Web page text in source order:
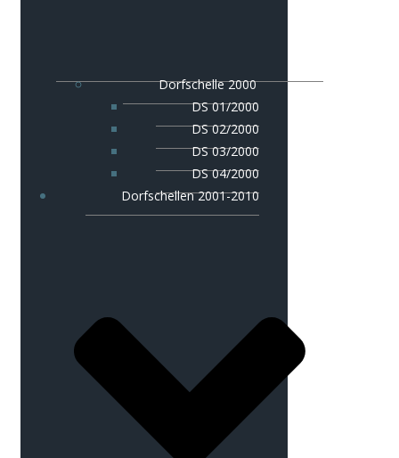
Dorfschelle 2000
DS 01/2000
DS 02/2000
DS 03/2000
DS 04/2000
Dorfschellen 2001-2010